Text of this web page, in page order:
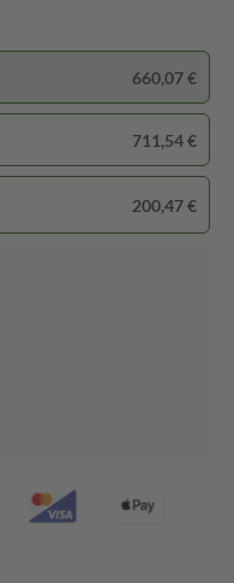
660,07 €
711,54 €
200,47 €